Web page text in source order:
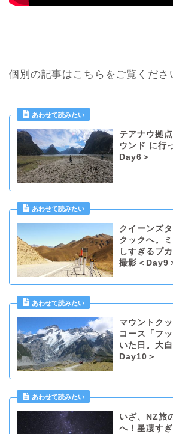
個別の記事はこちらをご覧くださ
テアナウ拠
ウンド に行
Day6＞
クイーンズ
クックへ。
しすぎるプ
撮影＜Day9
マウントク
コース「フ
いた日。大
Day10＞
いざ、NZ旅
へ！星凄す